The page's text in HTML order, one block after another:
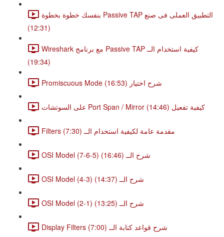
بنفسك خطوة بخطوة Passive TAP التطبيق العملى فى صنع
(12:31)
Wireshark مع برنامج Passive TAP كيفية استخدام الــ
(19:34)
Promiscuous Mode شرح اختيار (16:53)
على السوتشات Port Span / Mirror كيفية تفعيل (14:46)
Filters مقدمة عامة لكيفية استخدام الــ (7:30)
OSI Model (7-6-5) شرح الــ (16:46)
OSI Model (4-3) شرح الــ (14:37)
OSI Model (2-1) شرح الــ (13:25)
Display Filters شرح قواعد كتابة الــ (7:00)